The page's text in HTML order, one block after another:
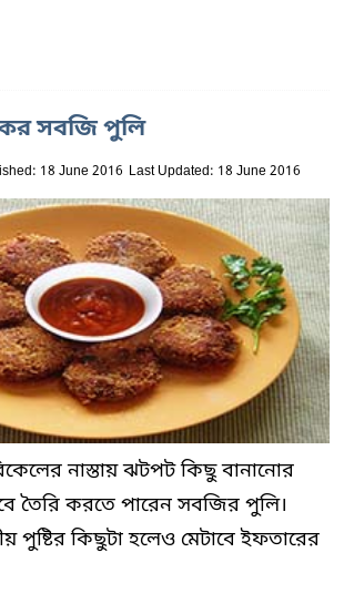
সবজি পুলি
18 June 2016 Last Updated: 18 June 2016
নাস্তায় ঝটপট কিছু বানানোর
তৈরি করতে পারেন সবজির পুলি।
পুষ্টির কিছুটা হলেও মেটাবে ইফতারের